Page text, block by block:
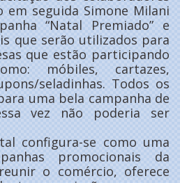
em seguida Simone Milani
“Natal Premiado” e
que serão utilizados para
que estão participando
móbiles, cartazes,
seladinhas. Todos os
uma bela campanha de
vez não poderia ser
configura-se como uma
promocionais da
o comércio, oferece